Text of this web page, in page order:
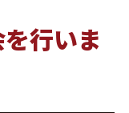
行いま